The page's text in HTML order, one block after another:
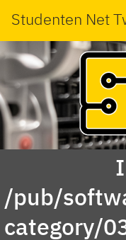
Studenten Net
/pub/
category/